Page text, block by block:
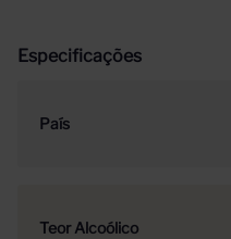
Especificações
País
Teor Alcoólico